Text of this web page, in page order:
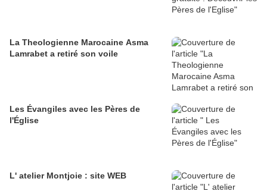
La Theologienne Marocaine Asma
Lamrabet a retiré son voile
Les Évangiles avec les Pères de
l'Église
L' atelier Montjoie : site WEB